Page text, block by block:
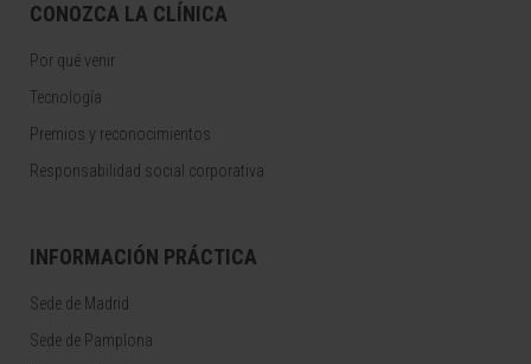
CONOZCA LA CLÍNICA
Por qué venir
Tecnología
Premios y reconocimientos
Responsabilidad social corporativa
INFORMACIÓN PRÁCTICA
Sede de Madrid
Sede de Pamplona